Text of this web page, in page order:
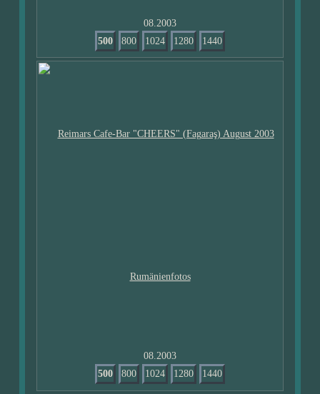
08.2003
500
800 1024 1280 1440
08.2003
500
800 1024 1280 1440